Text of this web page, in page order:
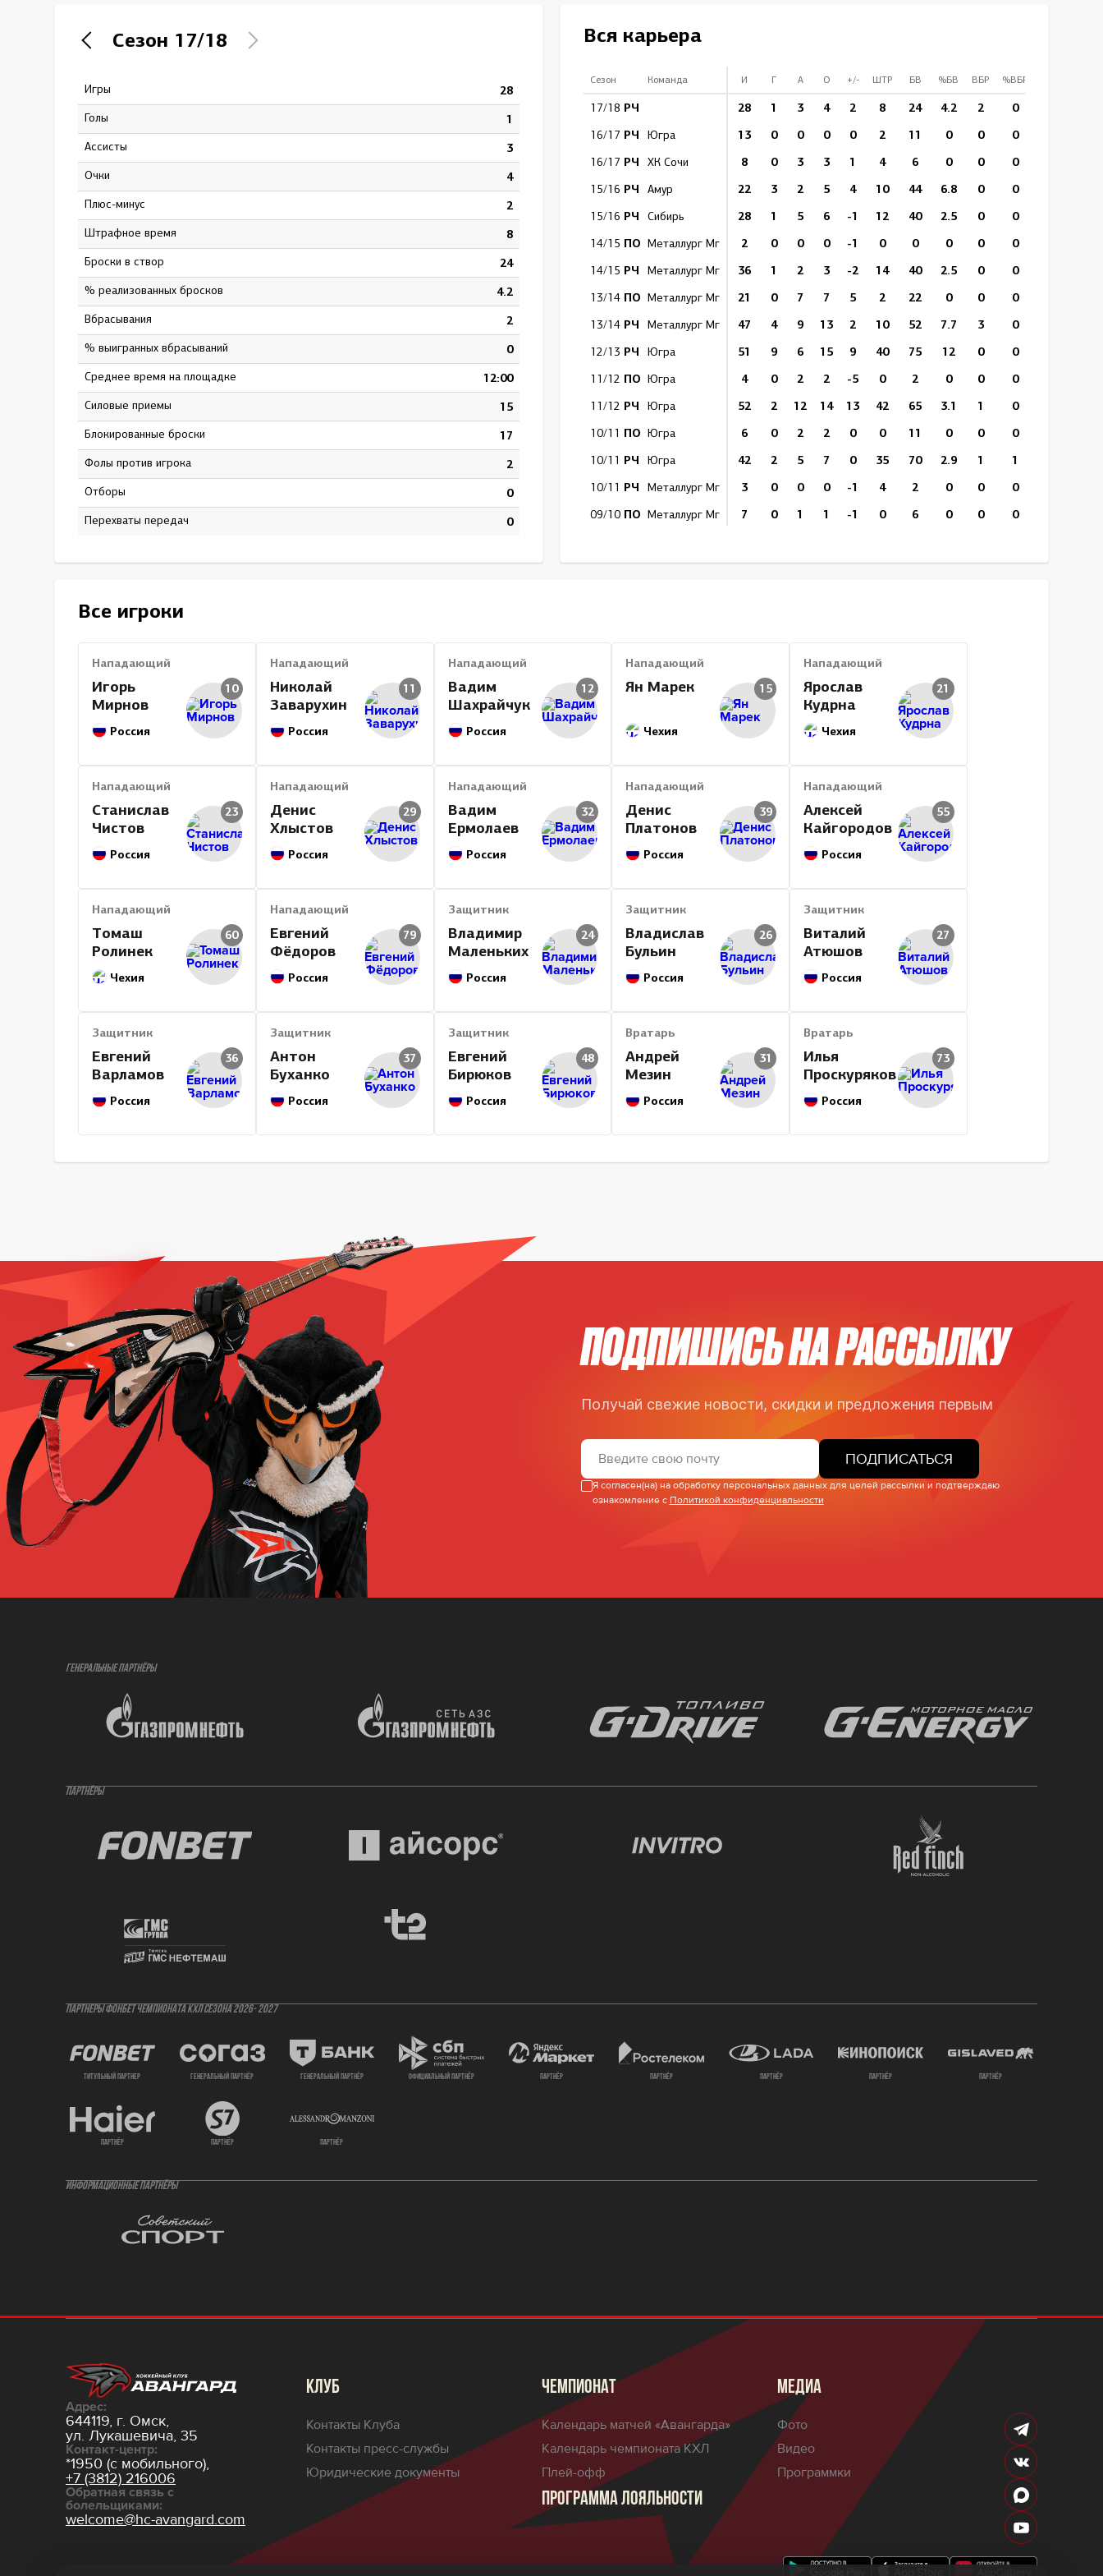
Северсталь
Сезон 17/18
Игры 28
Голы 1
Ассисты 3
Очки 4
Плюс-минус 2
штрафное время 8
Броски в створ 24
% реализованных бросков 4.2
Вбрасывания 2
% выигранных вбрасываний 0
Среднее время на площадке 12:00
Силовые приемы 15
Блокированные броски 17
Фолы против игрока 2
Отборы 0
Перехваты передач 0
Вся карьера
Сезон Команда И Г А О +/- ШТР БВ %БВ ВБР %ВБР
17/18 РЧ 28 1 3 4 2 8 24 4.2 2 0
16/17 РЧ Югра 13 0 0 0 0 2 11 0 0 0
16/17 РЧ ХК Сочи 8 0 3 3 1 4 6 0 0 0
15/16 РЧ Амур 22 3 2 5 4 10 44 6.8 0 0
15/16 РЧ Сибирь 28 1 5 6 -1 12 40 2.5 0 0
14/15 ПО Металлург Мг 2 0 0 0 -1 0 0 0 0 0
14/15 РЧ Металлург Мг 36 1 2 3 -2 14 40 2.5 0 0
13/14 ПО Металлург Мг 21 0 7 7 5 2 22 0 0 0
13/14 РЧ Металлург Мг 47 4 9 13 2 10 52 7.7 3 0
12/13 РЧ Югра 51 9 6 15 9 40 75 12 0 0
11/12 ПО Югра 4 0 2 2 -5 0 2 0 0 0
11/12 РЧ Югра 52 2 12 14 13 42 65 3.1 1 0
10/11 ПО Югра 6 0 2 2 0 0 11 0 0 0
10/11 РЧ Югра 42 2 5 7 0 35 70 2.9 1 1
10/11 РЧ Металлург Мг 3 0 0 0 -1 4 2 0 0 0
09/10 ПО Металлург Мг 7 0 1 1 -1 0 6 0 0 0
ПО 11 0 0 0 0 14 4 0 0 0 15:12
Все игроки
Нападающий
Игорь
Мирнов
Россия
10
Нападающий
Николай
Заварухин
Россия
11
Нападающий
Вадим
Шахрайчук
Россия
12
Нападающий
Ян Марек
Чехия
15
Нападающий
Ярослав
Кудрна
Чехия
21
Нападающий
Станислав
Чистов
Россия
23
Нападающий
Денис
Хлыстов
Россия
29
Нападающий
Вадим
Ермолаев
Россия
32
Нападающий
Денис
Платонов
Россия
39
Нападающий
Алексей
Кайгородов
Россия
55
Нападающий
Томаш
Ролинек
Чехия
60
Нападающий
Евгений
Фёдоров
Россия
79
Защитник
Владимир
Маленьких
Россия
24
Защитник
Владислав
Бульин
Россия
26
Защитник
Виталий
Атюшов
Россия
27
Защитник
Евгений
Варламов
Россия
36
Защитник
Антон
Буханко
Россия
37
Защитник
Евгений
Бирюков
Россия
48
Вратарь
Андрей
Мезин
Россия
31
Вратарь
Илья
Проскуряков
Россия
73
ПОДПИШИСЬ НА РАССЫЛКУ
Получай свежие новости, скидки и предложения первым
ПОДПИСАТЬСЯ
Я согласен(на) на обработку персональных данных для целей рассылки и подтверждаю
ознакомление с Политикой конфиденциальности
ГЕНЕРАЛЬНЫЕ ПАРТНЁРЫ
ПАРТНЁРЫ
ПАРТНЕРЫ ФОНБЕТ ЧЕМПИОНАТА КХЛ СЕЗОНА 2026- 2027
титульный партнер генеральный партнёр генеральный партнёр официальный партнёр партнёр партнёр партнёр партнёр партнёр
партнёр партнёр партнёр
ИНФОРМАЦИОННЫЕ ПАРТНЁРЫ
Адрес:
644119, г. Омск,
ул. Лукашевича, 35
Контакт-центр:
*1950 (с мобильного),
+7 (3812) 216006
Обратная связь с
болельщиками:
welcome@hc-avangard.com
КЛУБ
Контакты Клуба
Контакты пресс-службы
Юридические документы
ЧЕМПИОНАТ
Календарь матчей «Авангарда»
Календарь чемпионата КХЛ
Плей-офф
ПРОГРАММА ЛОЯЛЬНОСТИ
МЕДИА
Фото
Видео
Программки